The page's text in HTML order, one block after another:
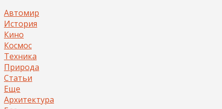
Автомир
История
Кино
Космос
Техника
Природа
Статьи
Еще
Архитектура